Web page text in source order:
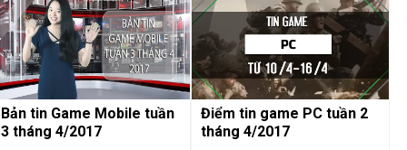
Bản tin Game Mobile tuần
3 tháng 4/2017
Điểm tin game PC tuần 2
tháng 4/2017